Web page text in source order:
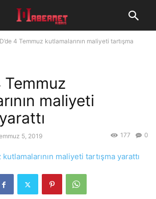
4 Temmuz kutlamalarının maliyeti tartışma
Temmuz
maliyeti
5, 2019 0
177